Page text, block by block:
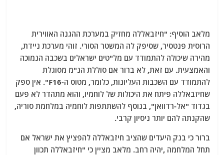
מלאב הוסיף: "חיזבאללה מחזיק במערכת ההגנה האווירית
הרוסית פנטסיר, שסיפק לה המשטר הסורי. זוהי מערכת ניידת,
מהירה שיכולה להתמודד עם מל"טים ישראלים בשכבה הנמוכה
והאמצעית. עם זאת, לא ברור אם סוללת הנ"מ מסוגלת
להתמודד עם השכבות העליונות, כלומר, מטוס ה-F16". אין ספק
שחיזבאללה פיתח את היכולות של לוחמיו, והוא מתהדר לא פעם
בגדוד "אל-רדוואן", בנוסף להשתתפות לוחמיה במלחמת סוריה,
שהקנתה להם יותר ניסיון קרבי.
ברור כי בנק היעדים שהציב חיזבאללה להפציץ את ישראל אם
תחל המלחמה ,יהיה רחב. מלאב מציין כי "חיזבאללה תכוון